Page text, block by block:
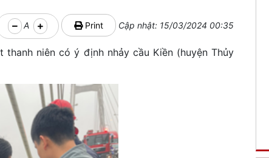
A Print Cập nhật: 15/03/2024 00:35
niên có ý định nhảy cầu Kiền (huyện Thủy